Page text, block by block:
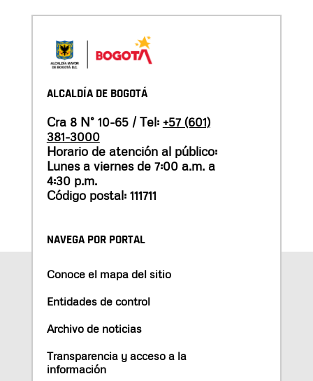
ALCALDÍA DE BOGOTÁ
Cra 8 N° 10-65 / Tel: +57 (601)
381-3000
Horario de atención al público:
Lunes a viernes de 7:00 a.m. a
4:30 p.m.
Código postal: 111711
NAVEGA POR PORTAL
Conoce el mapa del sitio
Entidades de control
Archivo de noticias
Transparencia y acceso a la
información